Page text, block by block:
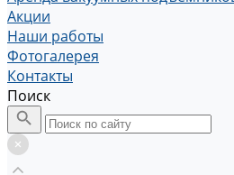
Акции
Наши работы
Фотогалерея
Контакты
Поиск